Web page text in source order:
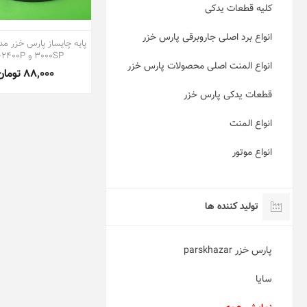
3000SP و TK-2400P
88,000 تومان
کلیه قطعات یدکی
انواع برد اصلی جاروبرقی پارس خزر
انواع المنت اصلی محصولات پارس خزر
قطعات یدکی پارس خزر
انواع المنت
انواع موتور
تولید کننده ها
پارس خزر parskhazar
سایا